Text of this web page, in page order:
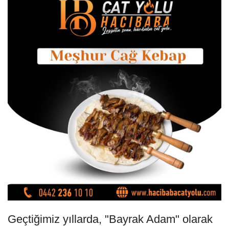
Geçtiğimiz yıllarda, "Bayrak Adam" olarak